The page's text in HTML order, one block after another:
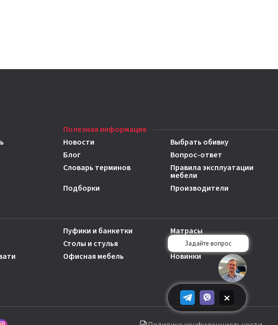
×
Полезная информация
Новости
Выбрать обивку
Блог
Вопрос-ответ
Словарь терминов
Правила эксплуатации
мебели
Подборки
Производители
Пуфики и банкетки
Столы и стулья
Офисная мебель
Матрасы
Аксессуары
Новинки